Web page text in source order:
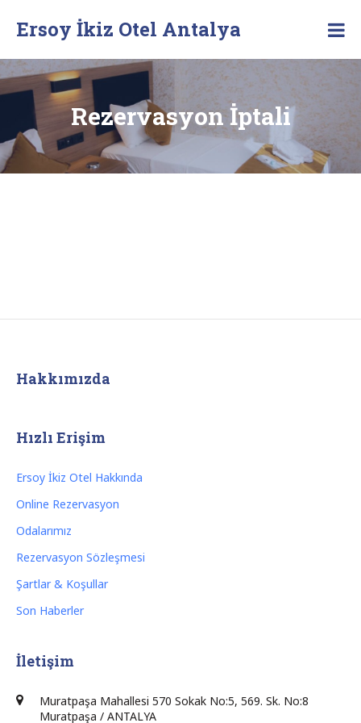
Ersoy İkiz Otel Antalya
Rezervasyon İptali
Hakkımızda
Hızlı Erişim
Ersoy İkiz Otel Hakkında
Online Rezervasyon
Odalarımız
Rezervasyon Sözleşmesi
Şartlar & Koşullar
Son Haberler
İletişim
Muratpaşa Mahallesi 570 Sokak No:5, 569. Sk. No:8
Muratpaşa / ANTALYA